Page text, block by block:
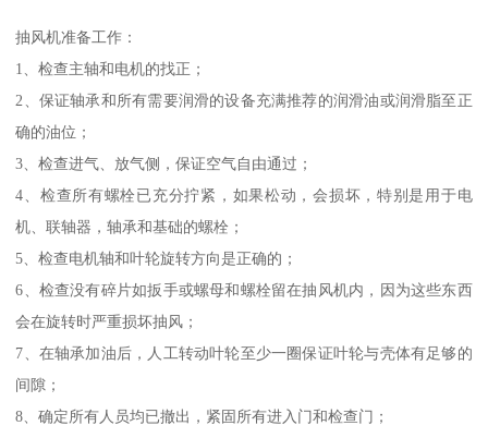
抽风机准备工作：
1、检查主轴和电机的找正；
2、保证轴承和所有需要润滑的设备充满推荐的润滑油或润滑脂至正
确的油位；
3、检查进气、放气侧，保证空气自由通过；
4、检查所有螺栓已充分拧紧，如果松动，会损坏，特别是用于电
机、联轴器，轴承和基础的螺栓；
5、检查电机轴和叶轮旋转方向是正确的；
6、检查没有碎片如扳手或螺母和螺栓留在抽风机内，因为这些东西
会在旋转时严重损坏抽风；
7、在轴承加油后，人工转动叶轮至少一圈保证叶轮与壳体有足够的
间隙；
8、确定所有人员均已撤出，紧固所有进入门和检查门；